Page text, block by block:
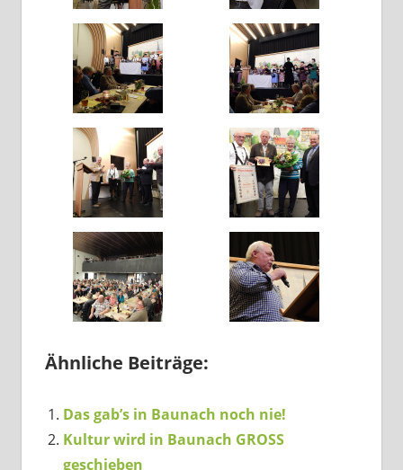
Ähnliche Beiträge:
Das gab’s in Baunach noch nie!
Kultur wird in Baunach GROSS
geschieben